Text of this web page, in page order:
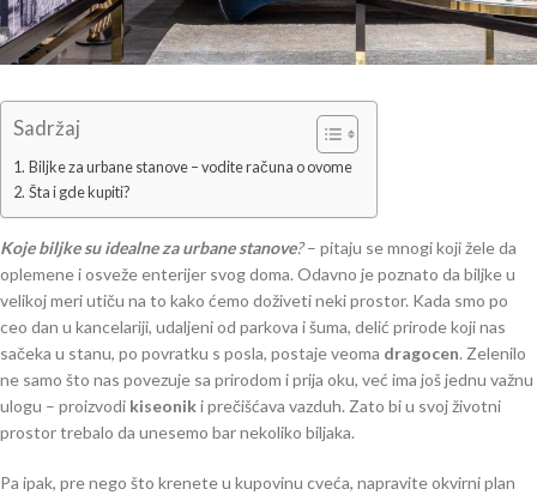
Sadržaj
Biljke za urbane stanove – vodite računa o ovome
Šta i gde kupiti?
Koje biljke su idealne za urbane stanove?– pitaju se mnogi koji žele da
oplemene i osveže enterijer svog doma. Odavno je poznato da biljke u
velikoj meri utiču na to kako ćemo doživeti neki prostor. Kada smo po
ceo dan u kancelariji, udaljeni od parkova i šuma, delić prirode koji nas
sačeka u stanu, po povratku s posla, postaje veoma dragocen. Zelenilo
ne samo što nas povezuje sa prirodom i prija oku, već ima još jednu važnu
ulogu – proizvodi kiseoniki prečišćava vazduh. Zato bi u svoj životni
prostor trebalo da unesemo bar nekoliko biljaka.
Pa ipak, pre nego što krenete u kupovinu cveća, napravite okvirni plan